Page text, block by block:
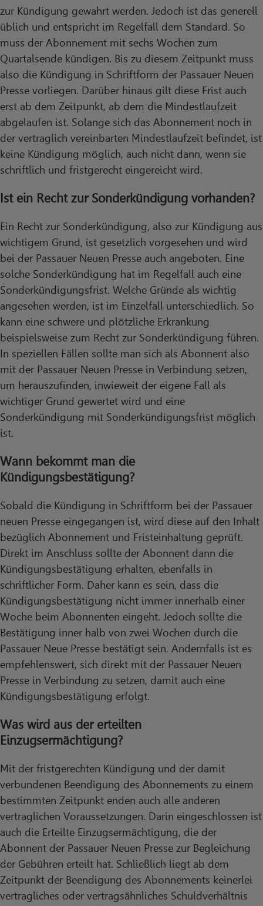
zur Kündigung gewahrt werden. Jedoch ist das generell
üblich und entspricht im Regelfall dem Standard. So
muss der Abonnement mit sechs Wochen zum
Quartalsende kündigen. Bis zu diesem Zeitpunkt muss
also die Kündigung in Schriftform der Passauer Neuen
Presse vorliegen. Darüber hinaus gilt diese Frist auch
erst ab dem Zeitpunkt, ab dem die Mindestlaufzeit
abgelaufen ist. Solange sich das Abonnement noch in
der vertraglich vereinbarten Mindestlaufzeit befindet, ist
keine Kündigung möglich, auch nicht dann, wenn sie
schriftlich und fristgerecht eingereicht wird.
Ist ein Recht zur Sonderkündigung vorhanden?
Ein Recht zur Sonderkündigung, also zur Kündigung aus
wichtigem Grund, ist gesetzlich vorgesehen und wird
bei der Passauer Neuen Presse auch angeboten. Eine
solche Sonderkündigung hat im Regelfall auch eine
Sonderkündigungsfrist. Welche Gründe als wichtig
angesehen werden, ist im Einzelfall unterschiedlich. So
kann eine schwere und plötzliche Erkrankung
beispielsweise zum Recht zur Sonderkündigung führen.
In speziellen Fällen sollte man sich als Abonnent also
mit der Passauer Neuen Presse in Verbindung setzen,
um herauszufinden, inwieweit der eigene Fall als
wichtiger Grund gewertet wird und eine
Sonderkündigung mit Sonderkündigungsfrist möglich
ist.
Wann bekommt man die
Kündigungsbestätigung?
Sobald die Kündigung in Schriftform bei der Passauer
neuen Presse eingegangen ist, wird diese auf den Inhalt
bezüglich Abonnement und Fristeinhaltung geprüft.
Direkt im Anschluss sollte der Abonnent dann die
Kündigungsbestätigung erhalten, ebenfalls in
schriftlicher Form. Daher kann es sein, dass die
Kündigungsbestätigung nicht immer innerhalb einer
Woche beim Abonnenten eingeht. Jedoch sollte die
Bestätigung inner halb von zwei Wochen durch die
Passauer Neue Presse bestätigt sein. Andernfalls ist es
empfehlenswert, sich direkt mit der Passauer Neuen
Presse in Verbindung zu setzen, damit auch eine
Kündigungsbestätigung erfolgt.
Was wird aus der erteilten
Einzugsermächtigung?
Mit der fristgerechten Kündigung und der damit
verbundenen Beendigung des Abonnements zu einem
bestimmten Zeitpunkt enden auch alle anderen
vertraglichen Voraussetzungen. Darin eingeschlossen ist
auch die Erteilte Einzugsermächtigung, die der
Abonnent der Passauer Neuen Presse zur Begleichung
der Gebühren erteilt hat. Schließlich liegt ab dem
Zeitpunkt der Beendigung des Abonnements keinerlei
vertragliches oder vertragsähnliches Schuldverhältnis